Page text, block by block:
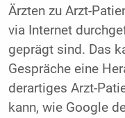
Ärzten zu Arzt-
via Internet
geprägt sind. Das
Gespräche eine
derartiges Arzt-
kann, wie Google